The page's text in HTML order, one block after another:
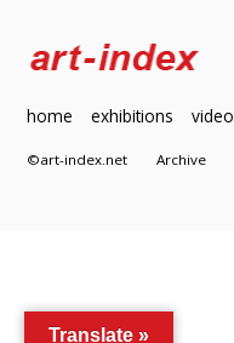
home exhibitions video
©art-index.netArchive
Translate »